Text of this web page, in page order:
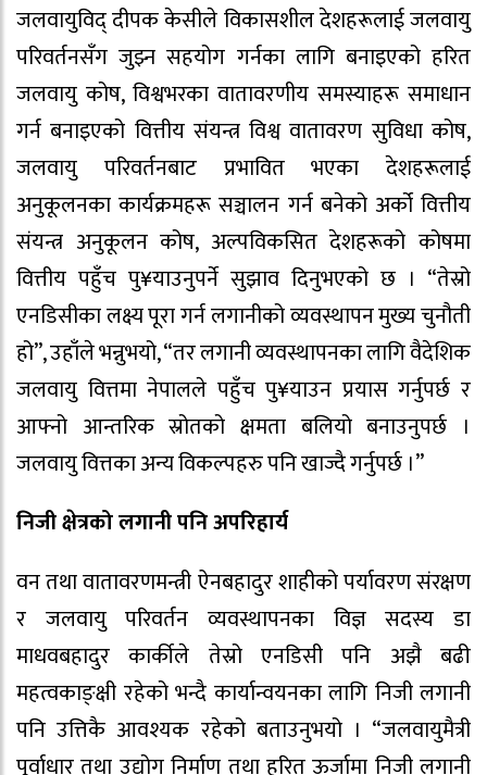
जलवायुविद् दीपक केसीले विकासशील देशहरूलाई जलवायु
परिवर्तनसँग जुझ्न सहयोग गर्नका लागि बनाइएको हरित
जलवायु कोष, विश्वभरका वातावरणीय समस्याहरू समाधान
गर्न बनाइएको वित्तीय संयन्त्र विश्व वातावरण सुविधा कोष,
जलवायु परिवर्तनबाट प्रभावित भएका देशहरूलाई
अनुकूलनका कार्यक्रमहरू सञ्चालन गर्न बनेको अर्को वित्तीय
संयन्त्र अनुकूलन कोष, अल्पविकसित देशहरूको कोषमा
वित्तीय पहुँच पु¥याउनुपर्ने सुझाव दिनुभएको छ । “तेस्रो
एनडिसीका लक्ष्य पूरा गर्न लगानीको व्यवस्थापन मुख्य चुनौती
हो”, उहाँले भन्नुभयो, “तर लगानी व्यवस्थापनका लागि वैदेशिक
जलवायु वित्तमा नेपालले पहुँच पु¥याउन प्रयास गर्नुपर्छ र
आफ्नो आन्तरिक स्रोतको क्षमता बलियो बनाउनुपर्छ ।
जलवायु वित्तका अन्य विकल्पहरु पनि खाज्दै गर्नुपर्छ ।”
निजी क्षेत्रको लगानी पनि अपरिहार्य
वन तथा वातावरणमन्त्री ऐनबहादुर शाहीको पर्यावरण संरक्षण
र जलवायु परिवर्तन व्यवस्थापनका विज्ञ सदस्य डा
माधवबहादुर कार्कीले तेस्रो एनडिसी पनि अझै बढी
महत्वकाङ्क्षी रहेको भन्दै कार्यान्वयनका लागि निजी लगानी
पनि उत्तिकै आवश्यक रहेको बताउनुभयो । “जलवायुमैत्री
पूर्वाधार तथा उद्योग निर्माण तथा हरित ऊर्जामा निजी लगानी